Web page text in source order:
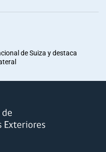
de Suiza y destaca